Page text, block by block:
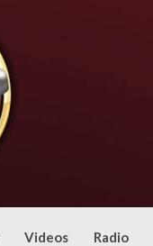
Videos Radio